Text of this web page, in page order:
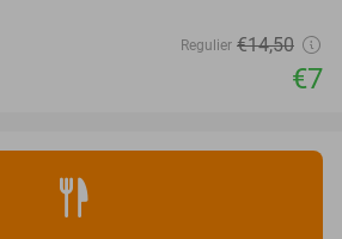
Regulier €14,50
€7